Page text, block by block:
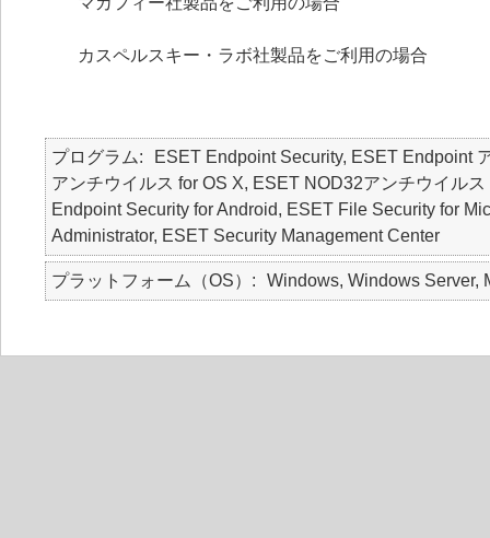
カスペルスキー・ラボ社製品をご利用の場合
プログラム
ESET Endpoint Security, ESET Endpoint
アンチウイルス for OS X, ESET NOD32アンチウイル
Endpoint Security for Android, ESET File Security for
Administrator, ESET Security Management Center
プラットフォーム（OS） Windows, Windows Server,